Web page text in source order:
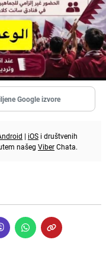
Google izvore
| iOS i društvenih
našeg ViberChata.